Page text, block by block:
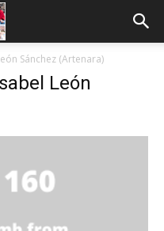
Sánchez (Artenara)
León